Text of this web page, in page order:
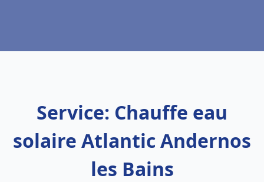
Service: Chauffe eau
solaire Atlantic Andernos
les Bains